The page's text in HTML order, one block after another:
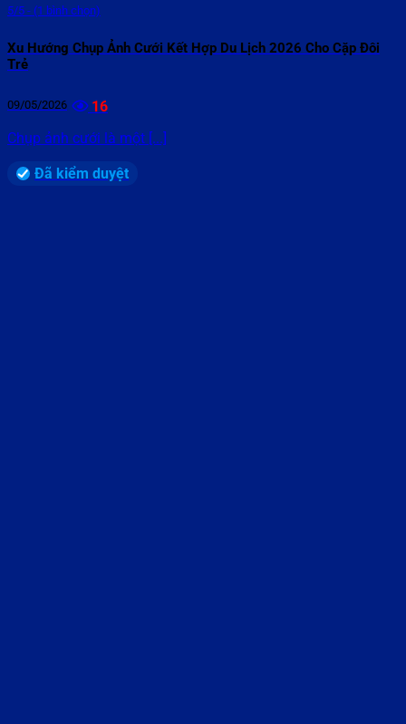
5/5 - (1 bình chọn)
Xu Hướng Chụp Ảnh Cưới Kết Hợp Du Lịch 2026 Cho Cặp Đôi
Trẻ
09/05/2026
16
Chụp ảnh cưới là một [...]
Đã kiểm duyệt